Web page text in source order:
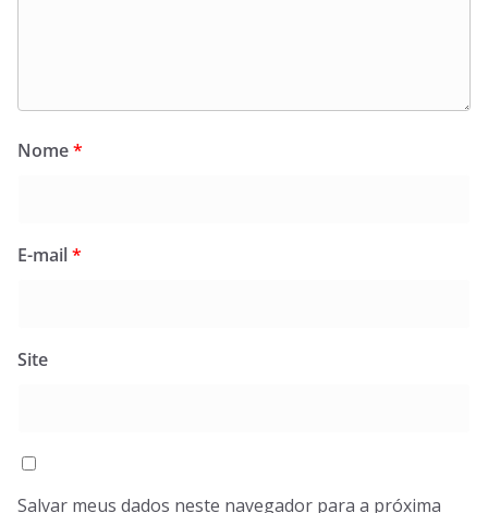
Nome*
E-mail*
Site
Salvar meus dados neste navegador para a próxima